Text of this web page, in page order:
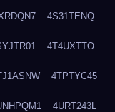
4S31TENQ
4T4UXTTO
4TPTYC45
4URT243L